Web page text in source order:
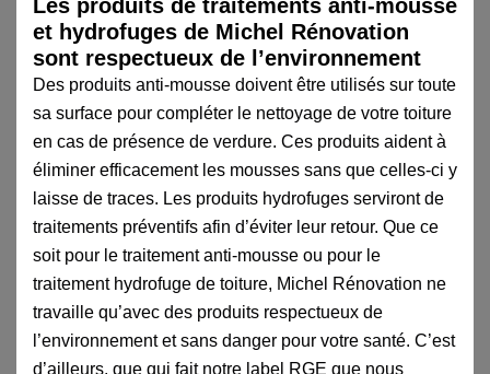
Les produits de traitements anti-mousse
et hydrofuges de Michel Rénovation
sont respectueux de l’environnement
Des produits anti-mousse doivent être utilisés sur toute
sa surface pour compléter le nettoyage de votre toiture
en cas de présence de verdure. Ces produits aident à
éliminer efficacement les mousses sans que celles-ci y
laisse de traces. Les produits hydrofuges serviront de
traitements préventifs afin d’éviter leur retour. Que ce
soit pour le traitement anti-mousse ou pour le
traitement hydrofuge de toiture, Michel Rénovation ne
travaille qu’avec des produits respectueux de
l’environnement et sans danger pour votre santé. C’est
d’ailleurs, que qui fait notre label RGE que nous